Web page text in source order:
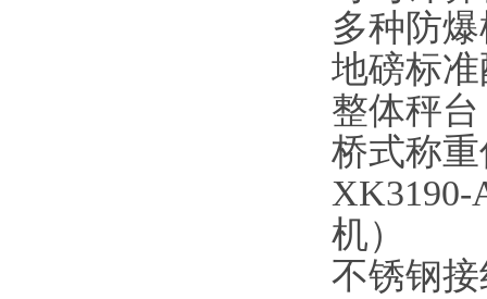
多种防
地磅标
整体秤
桥式称
XK3190-
机）
不锈钢